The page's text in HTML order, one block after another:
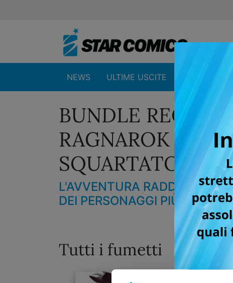
NEWS ULTIME USCITE
BUNDLE
RAGNAROK – LO
SQUARTATORE N.
L'AVVENTURA RADDOPPIA
DEI PERSONAGGI PIÙ AMATI
Tutti i fumetti